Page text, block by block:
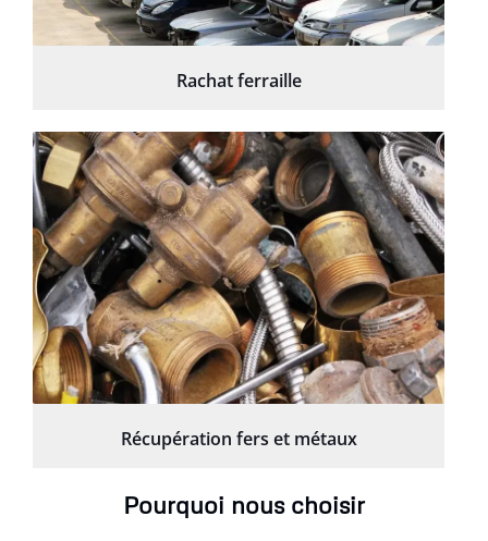
Rachat ferraille
Récupération fers et métaux
Pourquoi nous choisir